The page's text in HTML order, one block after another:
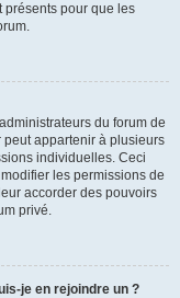
présents pour que les
du forum de
appartenir à plusieurs
individuelles. Ceci
les permissions de
accorder des pouvoirs
privé.
je en rejoindre un ?